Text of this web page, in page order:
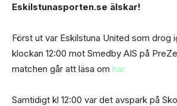
Eskilstunasporten.se älskar!
Först ut var Eskilstuna United som drog
klockan 12:00 mot Smedby AIS på
matchen går att läsa om här.
Samtidigt kl 12:00 var det avspark på